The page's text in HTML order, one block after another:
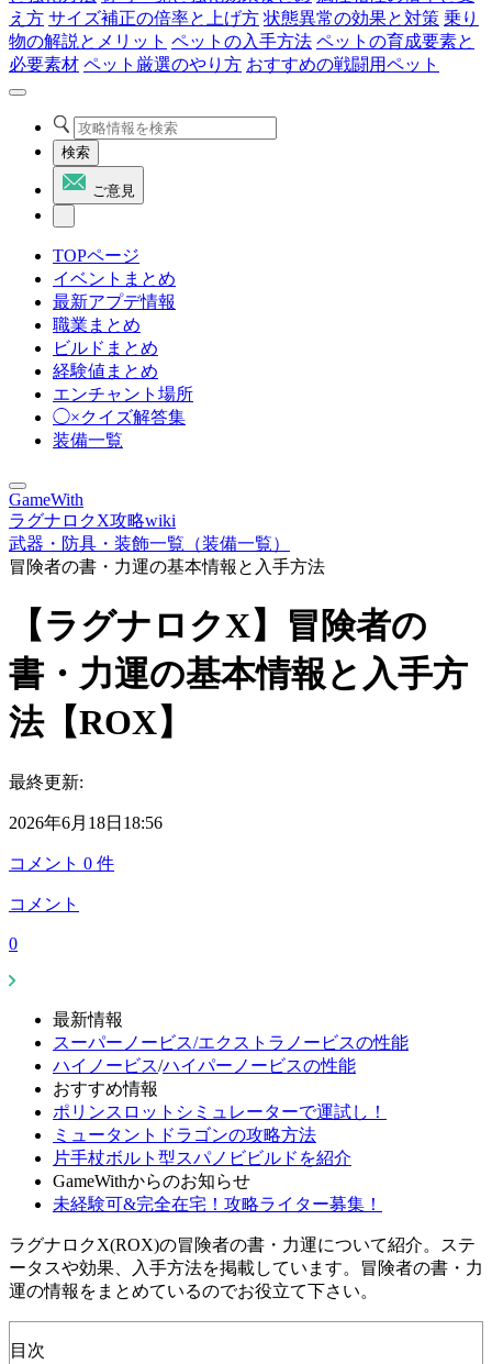
え方 サイズ補正の倍率と上げ方 状態異常の効果と対策 乗り
物の解説とメリット ペットの入手方法 ペットの育成要素と
必要素材 ペット厳選のやり方 おすすめの戦闘用ペット
検索
ご意見
TOPページ
イベントまとめ
最新アプデ情報
職業まとめ
ビルドまとめ
経験値まとめ
エンチャント場所
◯×クイズ解答集
装備一覧
GameWith
ラグナロクX攻略wiki
武器・防具・装飾一覧（装備一覧）
冒険者の書・力運の基本情報と入手方法
【ラグナロクX】冒険者の
書・力運の基本情報と入手方
法【ROX】
最終更新:
2026年6月18日18:56
コメント 0 件
コメント
0
最新情報
スーパーノービス/エクストラノービスの性能
ハイノービス/ハイパーノービスの性能
おすすめ情報
ポリンスロットシミュレーターで運試し！
ミュータントドラゴンの攻略方法
片手杖ボルト型スパノビビルドを紹介
GameWithからのお知らせ
未経験可&完全在宅！攻略ライター募集！
ラグナロクX(ROX)の冒険者の書・力運について紹介。ステ
ータスや効果、入手方法を掲載しています。冒険者の書・力
運の情報をまとめているのでお役立て下さい。
目次